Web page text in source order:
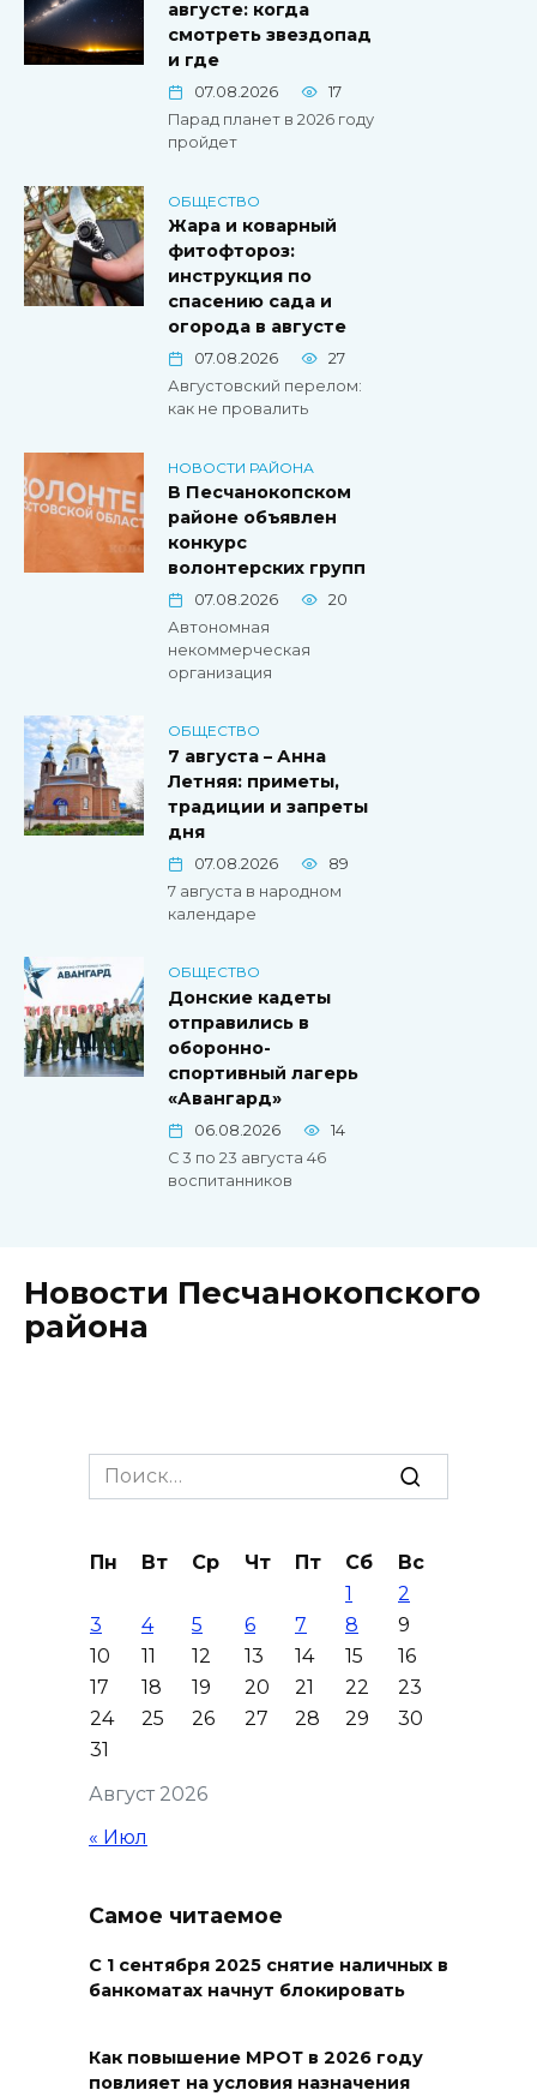
августе: когда
смотреть звездопад
и где
07.08.2026
17
Парад планет в 2026 году
пройдет
ОБЩЕСТВО
Жара и коварный
фитофтороз:
инструкция по
спасению сада и
огорода в августе
07.08.2026
27
Августовский перелом:
как не провалить
НОВОСТИ РАЙОНА
В Песчанокопском
районе объявлен
конкурс
волонтерских групп
07.08.2026
20
Автономная
некоммерческая
организация
ОБЩЕСТВО
7 августа – Анна
Летняя: приметы,
традиции и запреты
дня
07.08.2026
89
7 августа в народном
календаре
ОБЩЕСТВО
Донские кадеты
отправились в
оборонно-
спортивный лагерь
«Авангард»
06.08.2026
14
С 3 по 23 августа 46
воспитанников
Новости Песчанокопского
района
Search
for:
Август 2026
Пн Вт Ср Чт Пт Сб
Вс
1
2
3
4 5 6 7 8
9
10
11 12 13 14 15
16
17
18 19 20 21 22
23
24
25 26 27 28 29
30
31
« Июл
Самое читаемое
С 1 сентября 2025 снятие наличных в
банкоматах начнут блокировать
Как повышение МРОТ в 2026 году
повлияет на условия назначения